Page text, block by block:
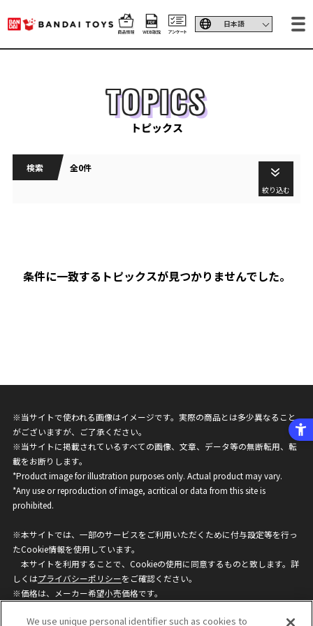
TOPICS
トピックス
検索 全0件
絞り込む
条件に一致するトピックスが見つかりませんでした。
※当サイトで使われる画像はイメージです。実際の商品とは多少異なること
がございますが、ご了承ください。
※当サイトに掲載されているすべての画像、文章、データ等の無断転用、転
載をお断りします。
*Product image for illustration purposes only. Actual product may vary.
*Any use or reproduction of image, acritical or data from this site is
prohibited.
※本サイトでは、一部のサービスをご利用いただくために付与設定等を行っ
たCookie情報を使用しています。
本サイトを利用することで、Cookieの使用に同意するものと致します。詳
しくはプライバシーポリシーをご確認ください。
※価格は、メーカー希望小売価格です。
ざいますのでご了承ください。
We use unique personal identifier such as cookies to